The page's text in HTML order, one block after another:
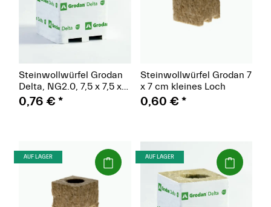
Steinwollwürfel Grodan
Delta, NG2.0, 7,5 x 7,5 x
6,5 cm, kleines Loch
0,76 € *
Steinwollwürfel Grodan 7
x 7 cm kleines Loch
0,60 € *
AUF LAGER (Paket) AUF LAGER (Paket)